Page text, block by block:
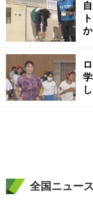
全国ニュー